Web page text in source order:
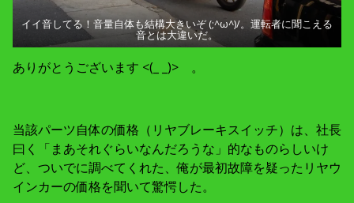
イイ音してる！音量自体も結構大きいぞ (;^ω^)/。運転者に聞こえる
音とは大違いだ。
ありがとうございます <(_ _)> 。
当該パーツ自体の価格（リヤブレーキスイッチ）は、社長
曰く「まあそれぐらいなんだろうな」的なものらしいけ
ど、ついでに調べてくれた、俺が最初故障を疑ったリヤウ
インカーの価格を聞いて驚愕した。